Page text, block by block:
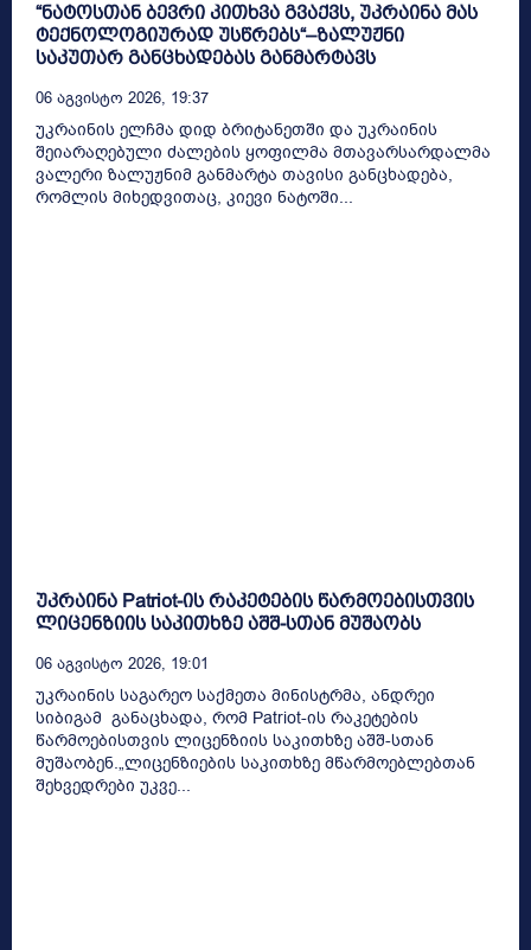
“ნატოსთან ბევრი კითხვა გვაქვს, უკრაინა მას
ტექნოლოგიურად უსწრებს“–ზალუჟნი
საკუთარ განცხადებას განმარტავს
06 Აგვისტო 2026, 19:37
უკრაინის ელჩმა დიდ ბრიტანეთში და უკრაინის
შეიარაღებული ძალების ყოფილმა მთავარსარდალმა
ვალერი ზალუჟნიმ განმარტა თავისი განცხადება,
რომლის მიხედვითაც, კიევი ნატოში...
უკრაინა Patriot-ის რაკეტების წარმოებისთვის
ლიცენზიის საკითხზე აშშ-სთან მუშაობს
06 Აგვისტო 2026, 19:01
უკრაინის საგარეო საქმეთა მინისტრმა, ანდრეი
სიბიგამ განაცხადა, რომ Patriot-ის რაკეტების
წარმოებისთვის ლიცენზიის საკითხზე აშშ-სთან
მუშაობენ.„ლიცენზიების საკითხზე მწარმოებლებთან
შეხვედრები უკვე...